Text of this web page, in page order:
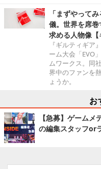
「まずやって
儀。世界を席巻
求める人物像【
『ギルティギア
ーム大会「EVO
ムワークス。同
界中のファンを
ょうか。
お
【急募】ゲーム
の編集スタッフor